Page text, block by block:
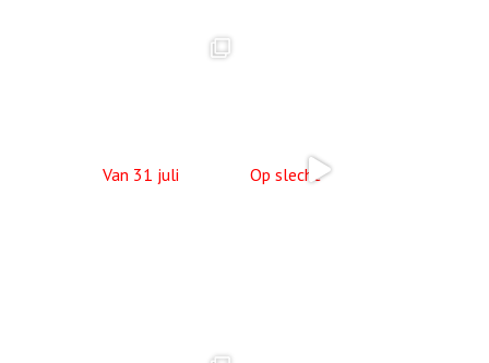
Van 31 juli Op slecht